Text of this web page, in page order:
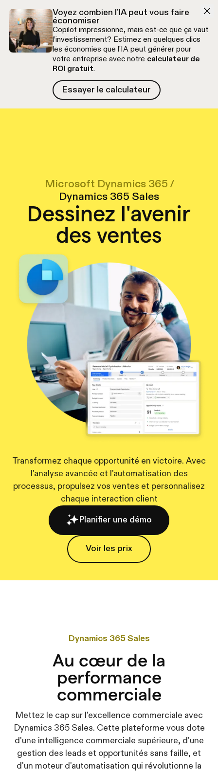
Voyez combien l’IA peut vous faire
économiser
Copilot impressionne, mais est-ce que ça vaut
l’investissement? Estimez en quelques clics
les économies que l'IA peut générer pour
votre entreprise avec notre calculateur de
ROI gratuit.
Essayer le calculateur
Essayer le calculateur
Microsoft Dynamics 365 /
Dynamics 365 Sales
Dessinez l'avenir
des ventes
Transformez chaque opportunité en victoire. Avec
l'analyse avancée et l'automatisation des
processus, propulsez vos ventes et personnalisez
chaque interaction client
Planifier une démo
Voir les prix
Dynamics 365 Sales
Au cœur de la
performance
commerciale
Mettez le cap sur l'excellence commerciale avec
Dynamics 365 Sales. Cette plateforme vous dote
d'une intelligence commerciale supérieure, d'une
gestion des leads et opportunités sans faille, et
d'un moteur d'automatisation qui révolutionne la